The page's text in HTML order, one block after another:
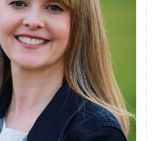
de dirigeante et leadership à
niveaux | Fortune 500